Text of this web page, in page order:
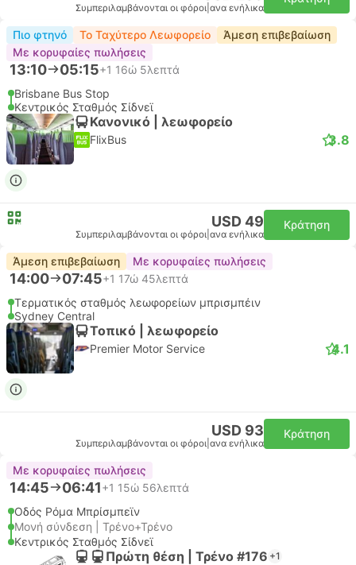
Συμπεριλαμβάνονται οι φόροι ανα ενήλικα
Πιο φτηνό Το Ταχύτερο Λεωφορείο
Άμεση επιβεβαίωση
Με κορυφαίες πωλήσεις
13:10 05:15+1 16ώ 5λεπτά
Brisbane Bus Stop
Κεντρικός Σταθμός Σίδνεϊ
Κανονικό | λεωφορείο
FlixBus 3.8
USD 49
Συμπεριλαμβάνονται οι φόροι ανα ενήλικα
Κράτηση
Άμεση επιβεβαίωση Με κορυφαίες πωλήσεις
14:00 07:45+1 17ώ 45λεπτά
Τερματικός σταθμός λεωφορείων μπρισμπέιν
Sydney Central
Τοπικό | λεωφορείο
Premier Motor Service 4.1
USD 93
Συμπεριλαμβάνονται οι φόροι ανα ενήλικα
Κράτηση
Με κορυφαίες πωλήσεις
14:45 06:41+1 15ώ 56λεπτά
Οδός Ρόμα Μπρίσμπεϊν
Μονή σύνδεση | Τρένο+Τρένο
Κεντρικός Σταθμός Σίδνεϊ
Πρώτη θέση | Τρένο #176 +1